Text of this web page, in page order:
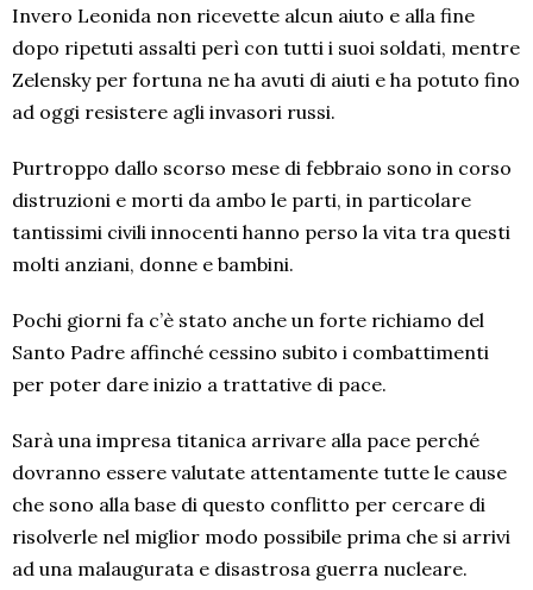
Invero Leonida non ricevette alcun aiuto e alla fine
dopo ripetuti assalti perì con tutti i suoi soldati, mentre
Zelensky per fortuna ne ha avuti di aiuti e ha potuto fino
ad oggi resistere agli invasori russi.
Purtroppo dallo scorso mese di febbraio sono in corso
distruzioni e morti da ambo le parti, in particolare
tantissimi civili innocenti hanno perso la vita tra questi
molti anziani, donne e bambini.
Pochi giorni fa c’è stato anche un forte richiamo del
Santo Padre affinché cessino subito i combattimenti
per poter dare inizio a trattative di pace.
Sarà una impresa titanica arrivare alla pace perché
dovranno essere valutate attentamente tutte le cause
che sono alla base di questo conflitto per cercare di
risolverle nel miglior modo possibile prima che si arrivi
ad una malaugurata e disastrosa guerra nucleare.